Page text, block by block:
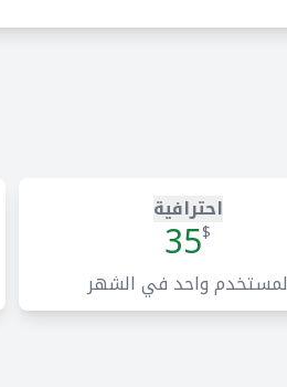
احترافية
$
35
لمستخدم واحد في الشهر